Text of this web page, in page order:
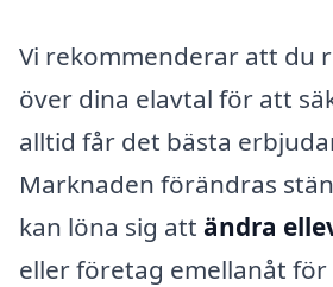
Vi rekommenderar att du
över dina elavtal för att
alltid får det bästa
Marknaden förändras
kan löna sig att ändra
eller företag emellanåt